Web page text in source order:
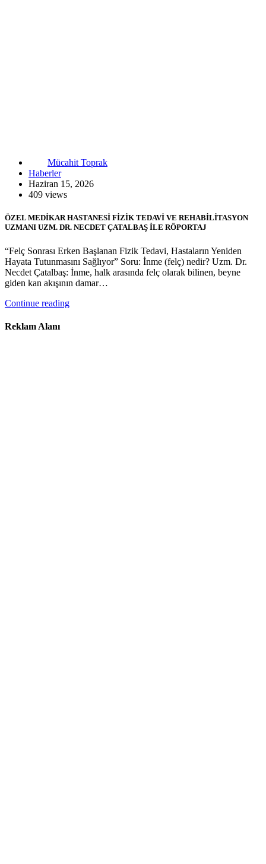
Mücahit Toprak
Haberler
Haziran 15, 2026
409 views
ÖZEL MEDİKAR HASTANESİ FİZİK TEDAVİ VE REHABİLİTASYON
UZMANI UZM. DR. NECDET ÇATALBAŞ İLE RÖPORTAJ
“Felç Sonrası Erken Başlanan Fizik Tedavi, Hastaların Yeniden
Hayata Tutunmasını Sağlıyor” Soru: İnme (felç) nedir? Uzm. Dr.
Necdet Çatalbaş: İnme, halk arasında felç olarak bilinen, beyne
giden kan akışının damar…
Continue reading
Reklam Alanı